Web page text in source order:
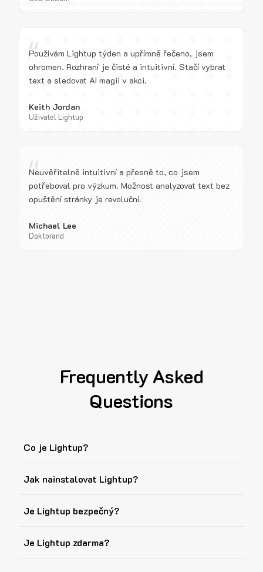
“
Používám Lightup týden a upřímně řečeno, jsem
ohromen. Rozhraní je čisté a intuitivní. Stačí vybrat
text a sledovat AI magii v akci.
Keith Jordan
Uživatel Lightup
“
Neuvěřitelně intuitivní a přesně to, co jsem
potřeboval pro výzkum. Možnost analyzovat text bez
opuštění stránky je revoluční.
Michael Lee
Doktorand
Frequently Asked
Questions
Co je Lightup?
Jak nainstalovat Lightup?
Je Lightup bezpečný?
Je Lightup zdarma?